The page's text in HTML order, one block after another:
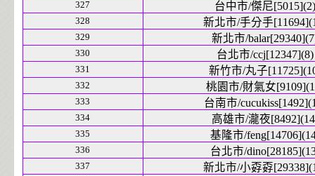
327 台中市/傑尼[5015](2)
328 新北市/手分手
329 新北市/
330 台北市/ccj[12347](8)
331 新竹市/丸子
332 桃園市/財氣女
333 台南市/
334 高雄市/瀧夜
335 基隆市/
336 台北市/
337 新北市/小孬孬